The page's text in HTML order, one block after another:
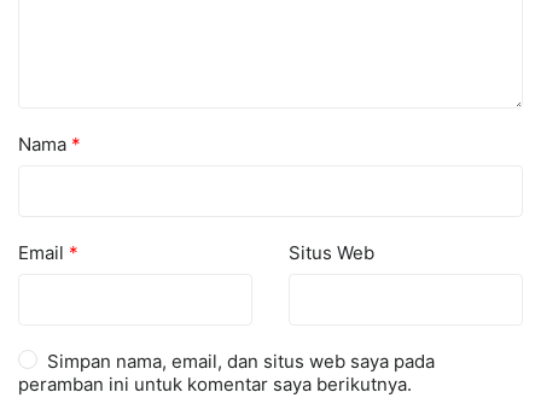
Nama *
Email * Situs Web
Simpan nama, email, dan situs web saya pada
peramban ini untuk komentar saya berikutnya.